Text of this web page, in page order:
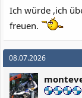
Ich würde ,ich
freuen.
08.07.2026